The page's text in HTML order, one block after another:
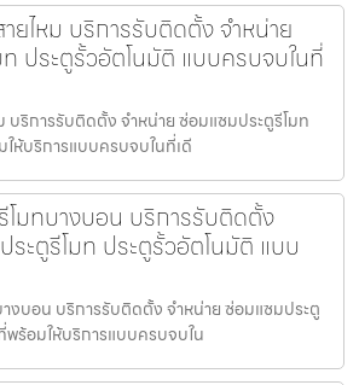
ยไหม บริการรับติดตั้ง จำหน่าย
ประตูรั้วอัตโนมัติ แบบครบจบในที่
บริการรับติดตั้ง จำหน่าย ซ่อมแซมประตูรีโมท
ห้บริการแบบครบจบในที่เดี
มทบางบอน บริการรับติดตั้ง
ะตูรีโมท ประตูรั้วอัตโนมัติ แบบ
งบอน บริการรับติดตั้ง จำหน่าย ซ่อมแซมประตู
พร้อมให้บริการแบบครบจบใน